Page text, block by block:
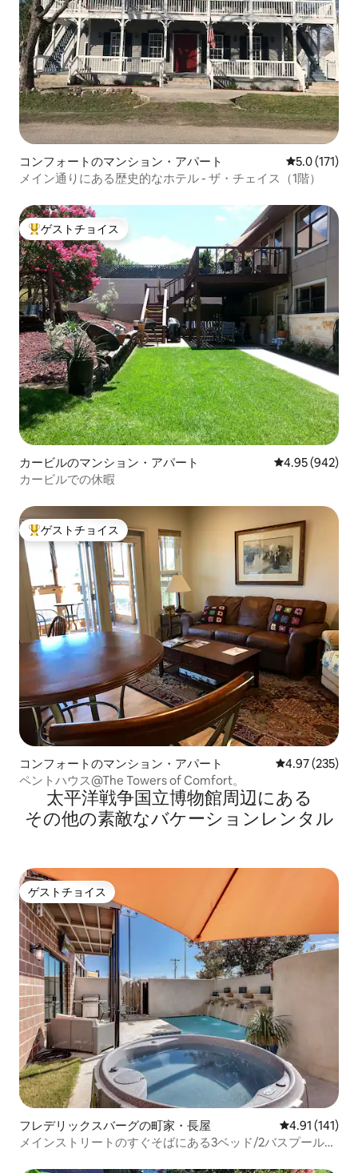
コンフォートのマンション・アパート レビュー171
5.0 (171)
メイン通りにある歴史的なホテル - ザ・チェイス（1階）
大好評のゲストチョイスです。
ゲストチョイス
カービルのマンション・アパート レビュー942
4.95 (942)
カービルでの休暇
大好評のゲストチョイスです。
ゲストチョイス
コンフォートのマンション・アパート レビュー235
4.97 (235)
ペントハウス@The Towers of Comfort。
太平洋戦争国立博物館⁠周⁠辺⁠に⁠あ⁠る
そ⁠の⁠他⁠の素⁠敵⁠なバ⁠ケ⁠ー⁠シ⁠ョ⁠ン⁠レ⁠ン⁠タ⁠ル
ゲストチョイス
ゲストチョイス
フレデリックスバーグの町家・長屋 レビュー141
4.91 (141)
メインストリートのすぐそばにある3ベッド/2バスプール・